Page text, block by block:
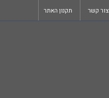
צור קשר תקנון האתר